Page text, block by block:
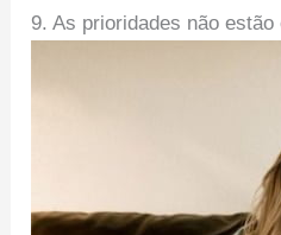
9. As prioridades não estão